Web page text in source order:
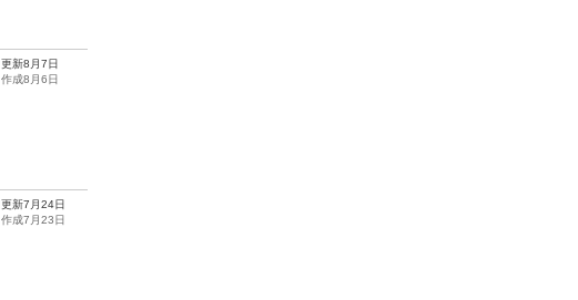
更新8月7日
作成8月6日
更新7月24日
作成7月23日